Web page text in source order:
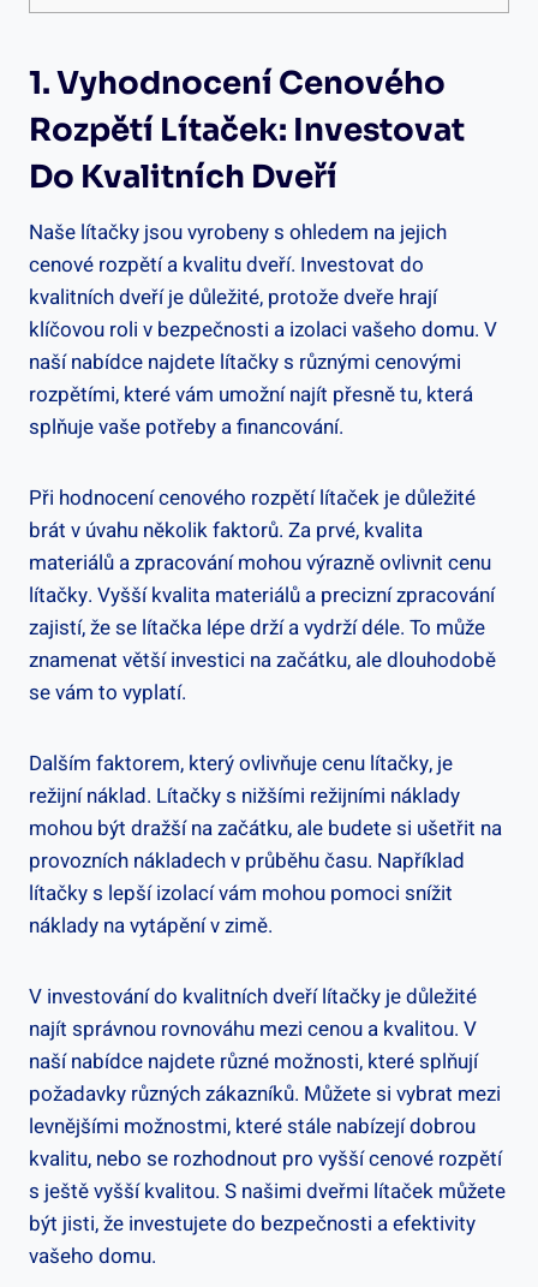
1. Vyhodnocení Cenového
Rozpětí Lítaček: Investovat
Do Kvalitních Dveří
Naše lítačky jsou vyrobeny s ohledem na jejich
cenové rozpětí a kvalitu dveří. Investovat do
kvalitních dveří je důležité, protože dveře hrají
klíčovou roli v bezpečnosti a izolaci vašeho domu. V
naší nabídce najdete lítačky s různými cenovými
rozpětími, které vám umožní najít přesně tu, která
splňuje vaše potřeby a financování.
Při hodnocení cenového rozpětí lítaček je důležité
brát v úvahu několik faktorů. Za prvé, kvalita
materiálů a zpracování mohou výrazně ovlivnit cenu
lítačky. Vyšší kvalita materiálů a precizní zpracování
zajistí, že se lítačka lépe drží a vydrží déle. To může
znamenat větší investici na začátku, ale dlouhodobě
se vám to vyplatí.
Dalším faktorem, který ovlivňuje cenu lítačky, je
režijní náklad. Lítačky s nižšími režijními náklady
mohou být dražší na začátku, ale budete si ušetřit na
provozních nákladech v průběhu času. Například
lítačky s lepší izolací vám mohou pomoci snížit
náklady na vytápění v zimě.
V investování do kvalitních dveří lítačky je důležité
najít správnou rovnováhu mezi cenou a kvalitou. V
naší nabídce najdete různé možnosti, které splňují
požadavky různých zákazníků. Můžete si vybrat mezi
levnějšími možnostmi, které stále nabízejí dobrou
kvalitu, nebo se rozhodnout pro vyšší cenové rozpětí
s ještě vyšší kvalitou. S našimi dveřmi lítaček můžete
být jisti, že investujete do bezpečnosti a efektivity
vašeho domu.